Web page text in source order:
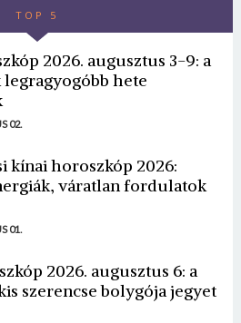
TOP 5
2026. augusztus 3-9: a
hete
02.
kínai horoszkóp 2026:
váratlan fordulatok
01.
2026. augusztus 6: a
szerencse bolygója jegyet